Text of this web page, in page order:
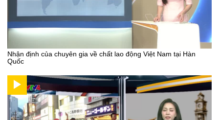
Nhận định của chuyên gia về chất lao động Việt Nam tại Hàn
Quốc